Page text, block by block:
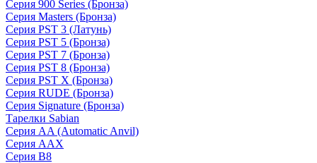
Серия 900 Series (Бронза)
Серия Masters (Бронза)
Серия PST 3 (Латунь)
Серия PST 5 (Бронза)
Серия PST 7 (Бронза)
Серия PST 8 (Бронза)
Серия PST X (Бронза)
Серия RUDE (Бронза)
Серия Signature (Бронза)
Тарелки Sabian
Серия AA (Automatic Anvil)
Серия AAX
Серия B8